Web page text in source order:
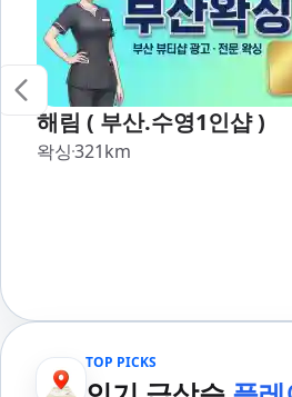
해림 ( 부산.수영1인샵 )
왁싱321km
TOP PICKS